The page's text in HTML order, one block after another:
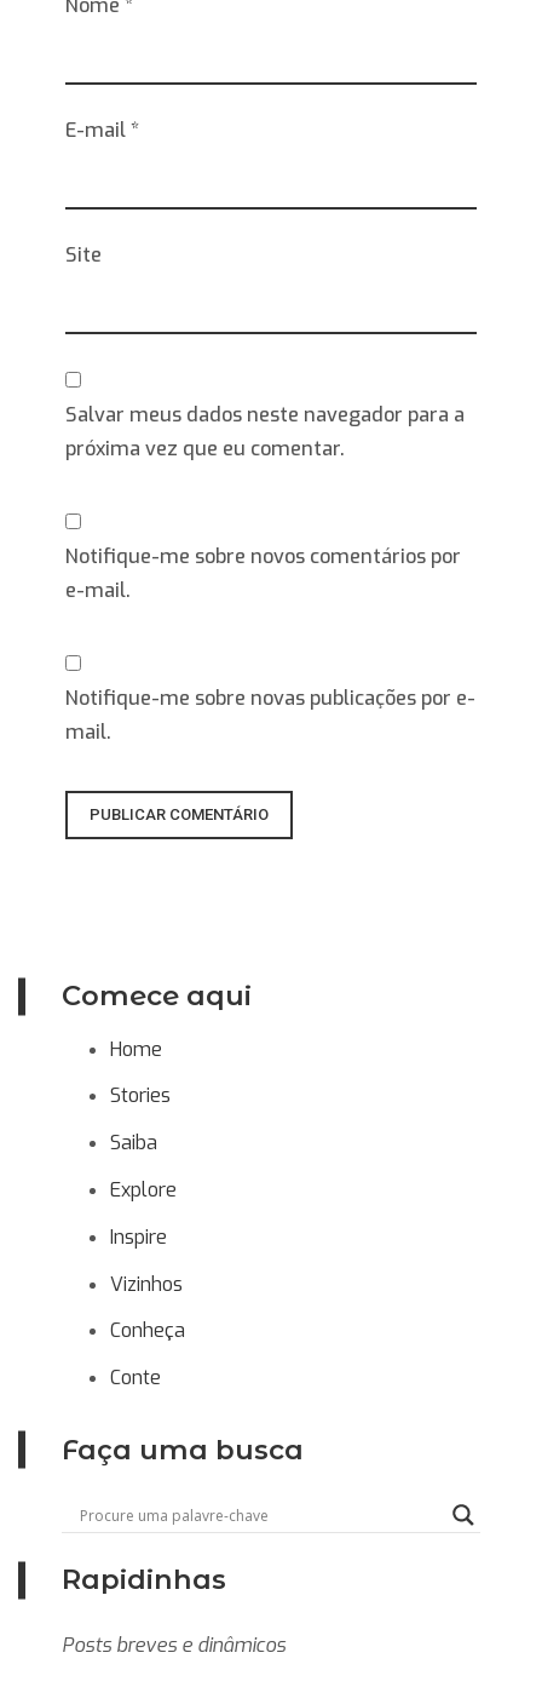
Comece aqui
Home
Stories
Saiba
Explore
Inspire
Vizinhos
Conheça
Conte
Faça uma busca
Rapidinhas
Posts breves e dinâmicos
Nome *
E-mail*
Site
Salvar meus dados neste navegador para a
próxima vez que eu comentar.
Notifique-me sobre novos comentários por
e-mail.
Notifique-me sobre novas publicações por e-
mail.